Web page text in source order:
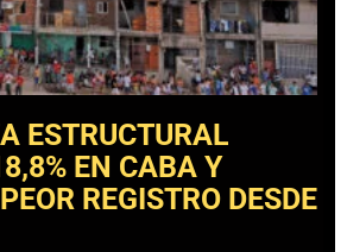
ESTRUCTURAL
EN CABA Y
REGISTRO DESDE